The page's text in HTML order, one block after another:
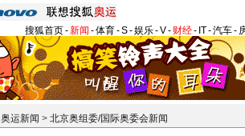
搜狐首页-新闻 -体育-S-娱乐-V- 财经- IT-汽车-
奥运新闻 > 北京奥组委/国际奥委会新闻